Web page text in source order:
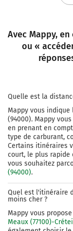
Avec Mappy,
ou «
Quelle est la
Mappy vous indique
(94000). Mappy
en prenant en
type de carburant,
Certains itinéraires
court, le plus rapide
vous souhaitez
(94000).
Quel est l'itinéraire
moins cher ?
Mappy vous
Meaux (77100)-